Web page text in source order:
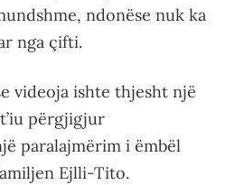
ndonëse nuk ka
nga çifti.
videoja ishte thjesht një
përgjigjur
paralajmërim i ëmbël
Ejlli-Tito.